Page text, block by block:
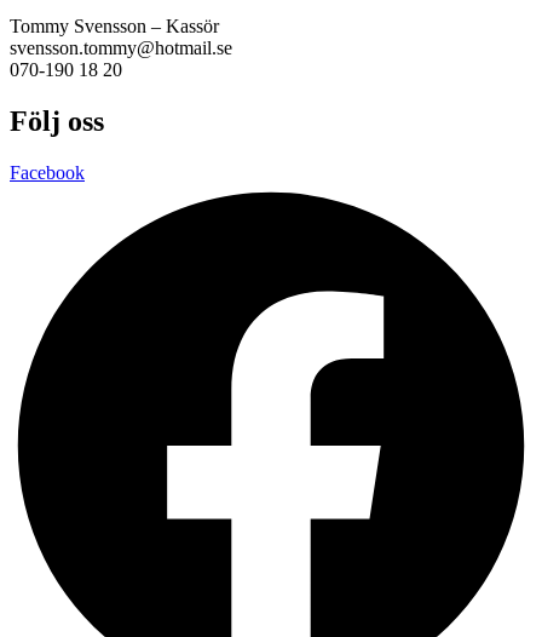
Tommy Svensson – Kassör
svensson.tommy@hotmail.se
070-190 18 20
Följ oss
Facebook